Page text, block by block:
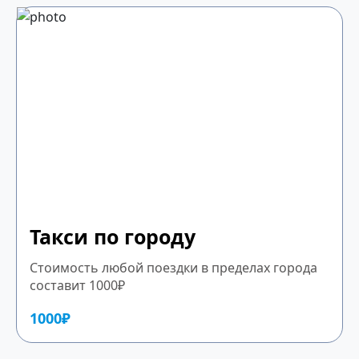
Такси по городу
Стоимость любой поездки в пределах города
составит 1000₽
1000₽